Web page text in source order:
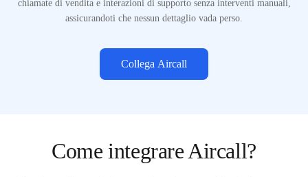
chiamate di vendita e interazioni di supporto senza interventi manuali,
assicurandoti che nessun dettaglio vada perso.
Collega Aircall
Come integrare Aircall?